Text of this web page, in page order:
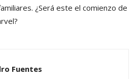
¿Será este el comienzo de
Fuentes